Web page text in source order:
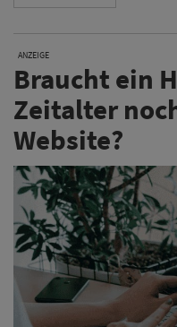
ANZEIGE
Braucht ein
Zeitalter
Website?